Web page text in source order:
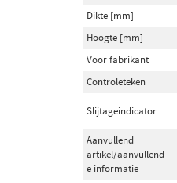
Dikte [mm]
Hoogte [mm]
Voor fabrikant
Controleteken
Slijtageindicator
Aanvullend
artikel/aanvullend
e informatie